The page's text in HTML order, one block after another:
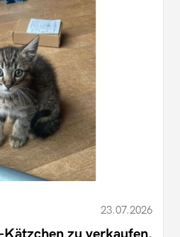
23.07.2026